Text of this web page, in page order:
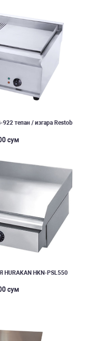
тепан / изгара Restob
сум
HKN-PSL550
сум